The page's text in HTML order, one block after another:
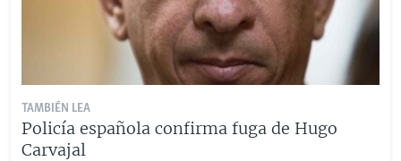
TAMBIÉN LEA
Policía española confirma fuga de Hugo
Carvajal